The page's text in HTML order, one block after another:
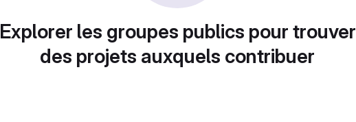
Explorer les groupes publics pour trouver
des projets auxquels contribuer